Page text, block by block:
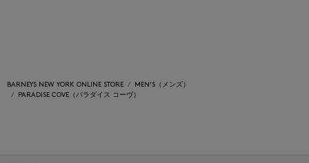
BARNEYS NEW YORK ONLINE STORE
MEN'S（メンズ）
PARADISE COVE（パラダイス コーヴ）